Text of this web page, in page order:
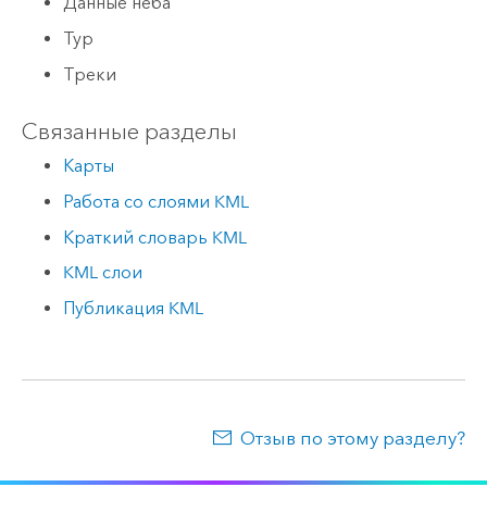
Тур
Треки
Связанные разделы
Карты
Работа со слоями KML
Краткий словарь KML
KML слои
Публикация KML
Отзыв по этому разделу?